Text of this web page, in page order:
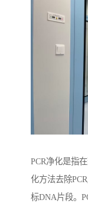
PCR净化是指
化方法去除
标DNA片段。